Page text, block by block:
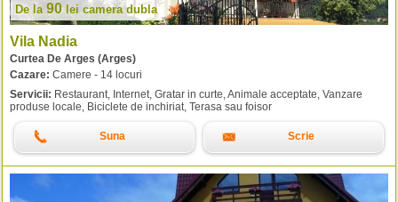
De la 90leicamera dubla
Vila Nadia
Curtea De Arges (Arges)
Cazare: Camere - 14 locuri
Servicii: Restaurant, Internet, Gratar in curte, Animale acceptate, Vanzare
produse locale, Biciclete de inchiriat, Terasa sau foisor
Suna Scrie